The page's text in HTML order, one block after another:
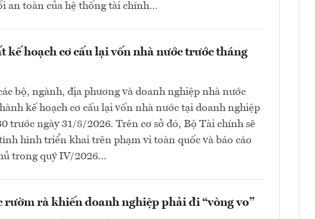
an toàn của hệ thống tài chính…
kế hoạch cơ cấu lại vốn nhà nước trước tháng
bộ, ngành, địa phương và doanh nghiệp nhà nước
kế hoạch cơ cấu lại vốn nhà nước tại doanh nghiệp
trước ngày 31/8/2026. Trên cơ sở đó, Bộ Tài chính sẽ
hình triển khai trên phạm vi toàn quốc và báo cáo
trong quý IV/2026...
rườm rà khiến doanh nghiệp phải đi “vòng vo”